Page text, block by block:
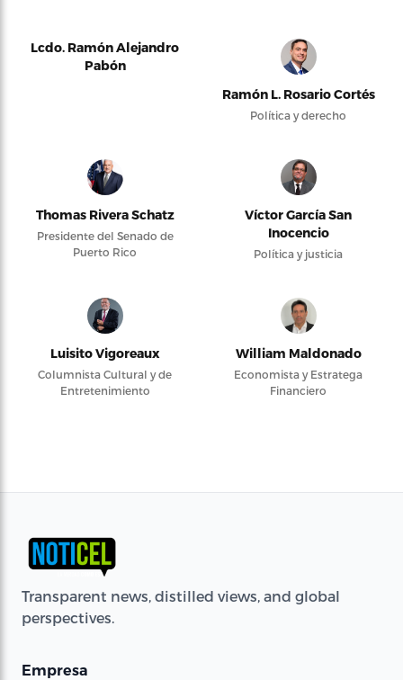
Lcdo. Ramón Alejandro
Pabón
Ramón L. Rosario Cortés
Política y derecho
Thomas Rivera Schatz
Presidente del Senado de
Puerto Rico
Víctor García San
Inocencio
Política y justicia
Luisito Vigoreaux
Columnista Cultural y de
Entretenimiento
William Maldonado
Economista y Estratega
Financiero
Transparent news, distilled views, and global
perspectives.
Empresa